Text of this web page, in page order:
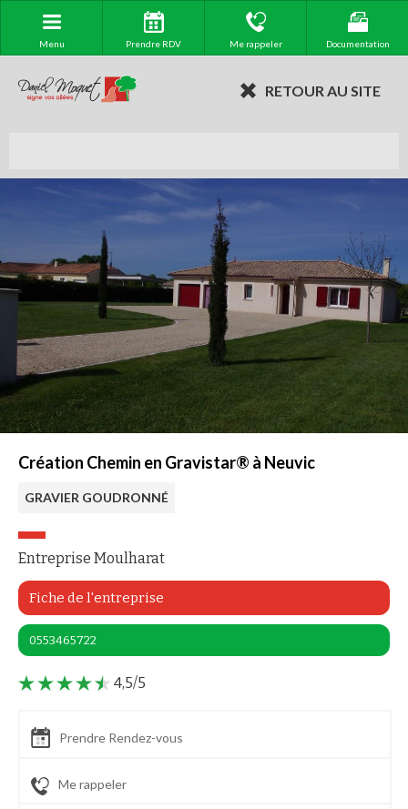
Menu Prendre RDV Me rappeler Documentation
RETOUR AU SITE
Création Chemin en Gravistar® à Neuvic
GRAVIER GOUDRONNÉ
Entreprise Moulharat
Fiche de l'entreprise
0553465722
4,5/5
Prendre Rendez-vous
Me rappeler